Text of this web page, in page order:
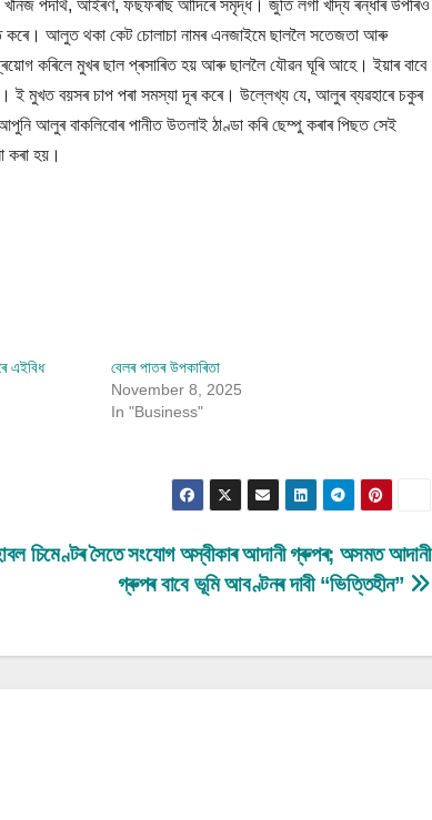
পদাৰ্থ, আইৰণ, ফছফৰাছ আদিৰে সমৃদ্ধ। জুতি লগা খাদ্য ৰন্ধাৰ উপৰিও
কৰে। আলুত থকা কেট চোলাচা নামৰ এনজাইমে ছাললৈ সতেজতা আৰু
কৰিলে মুখৰ ছাল প্ৰসাৰিত হয় আৰু ছাললৈ যৌৱন ঘূৰি আহে। ইয়াৰ বাবে
ই মুখত বয়সৰ চাপ পৰা সমস্যা দূৰ কৰে। উল্লেখ্য যে, আলুৰ ব্যৱহাৰে চকুৰ
আলুৰ বাকলিবোৰ পানীত উতলাই ঠাণ্ডা কৰি ছেম্পু কৰাৰ পিছত সেই
কৰা হয়।
এইবিধ
বেলৰ পাতৰ উপকাৰিতা
November 8, 2025
In "Business"
চিমেণ্টৰ সৈতে সংযোগ অস্বীকাৰ আদানী গ্ৰুপৰ; অসমত আদানী
গ্ৰুপৰ বাবে ভূমি আবণ্টনৰ দাবী “ভিত্তিহীন”